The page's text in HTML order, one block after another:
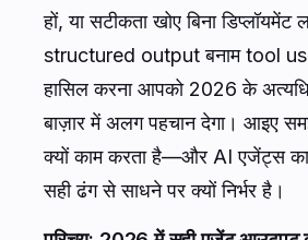
हों, या सटीकता खोए बिना डिप्लॉयमेंट
structured output बनाम tool use
हासिल करना आपको 2026 के
बाज़ार में अलग पहचान देगा। आइए
क्यों काम करता है—और AI एजेंट्स
सही ढंग से साधने पर क्यों निर्भर है।